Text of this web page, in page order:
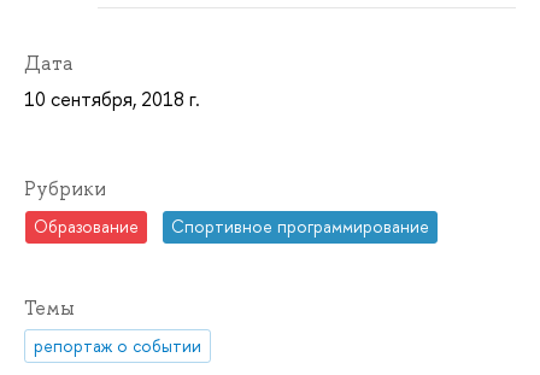
Дата
10 сентября, 2018 г.
Рубрики
Образование Спортивное программирование
Темы
репортаж о событии